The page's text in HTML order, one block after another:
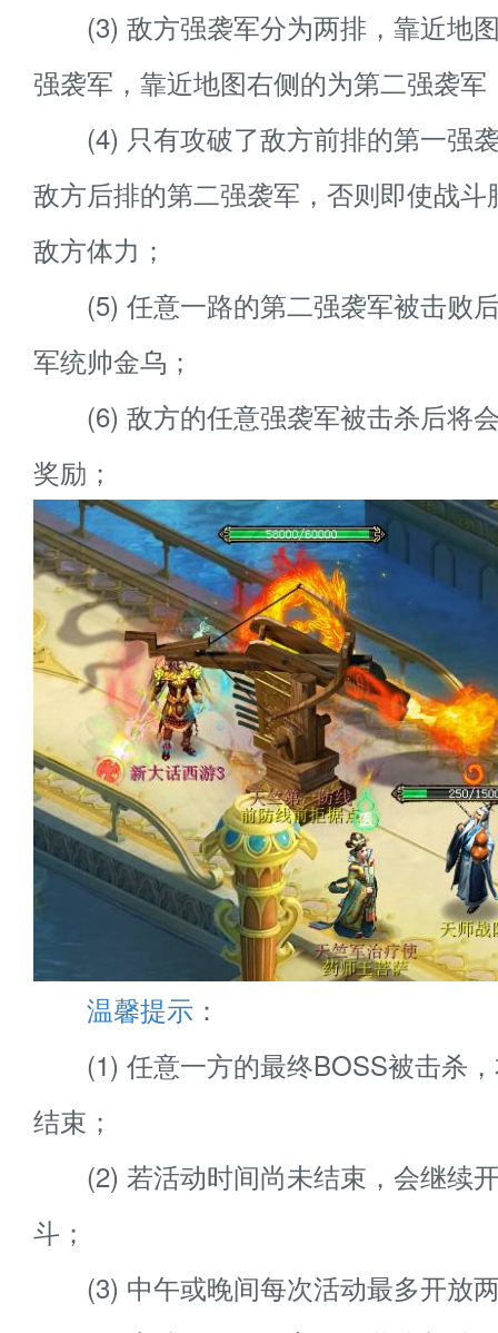
(3) 敌方强袭军分为两排，靠近地
强袭军，靠近地图右侧的为第二强袭军
(4) 只有攻破了敌方前排的第一强
敌方后排的第二强袭军，否则即使战
敌方体力；
(5) 任意一路的第二强袭军被击败
军统帅金乌；
(6) 敌方的任意强袭军被击杀后将
奖励；
温馨提示 ：
(1) 任意一方的最终BOSS被击杀，
结束；
(2) 若活动时间尚未结束，会继续
斗；
(3) 中午或晚间每次活动最多开放